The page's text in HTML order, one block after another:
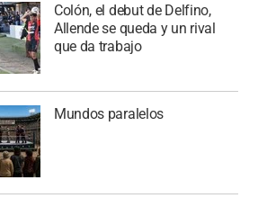
Colón, el debut de Delfino,
Allende se queda y un rival
que da trabajo
Mundos paralelos